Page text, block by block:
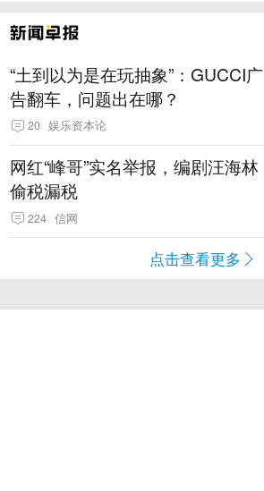
“土到以为是在玩抽象”：GUCCI广
告翻车，问题出在哪？
20 娱乐资本论
网红“峰哥”实名举报，编剧汪海林
偷税漏税
224 信网
点击查看更多